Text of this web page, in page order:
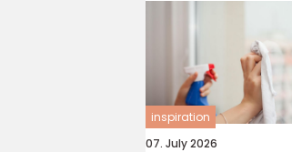
inspiration
07. July 2026